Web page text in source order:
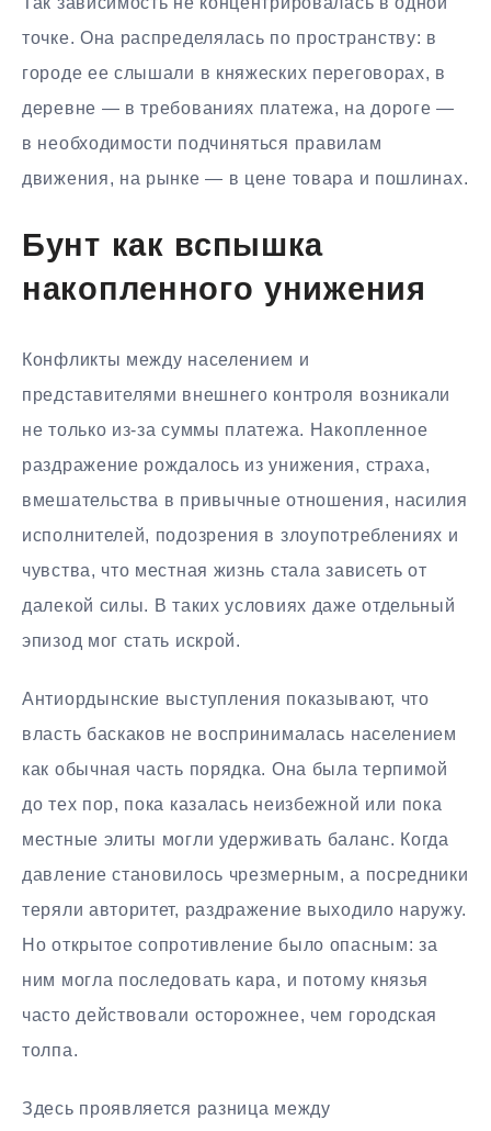
точке. Она распределялась по пространству: в
городе ее слышали в княжеских переговорах, в
деревне — в требованиях платежа, на дороге —
в необходимости подчиняться правилам
движения, на рынке — в цене товара и пошлинах.
Бунт как вспышка
накопленного унижения
Конфликты между населением и
представителями внешнего контроля возникали
не только из-за суммы платежа. Накопленное
раздражение рождалось из унижения, страха,
вмешательства в привычные отношения, насилия
исполнителей, подозрения в злоупотреблениях и
чувства, что местная жизнь стала зависеть от
далекой силы. В таких условиях даже отдельный
эпизод мог стать искрой.
Антиордынские выступления показывают, что
власть баскаков не воспринималась населением
как обычная часть порядка. Она была терпимой
до тех пор, пока казалась неизбежной или пока
местные элиты могли удерживать баланс. Когда
давление становилось чрезмерным, а посредники
теряли авторитет, раздражение выходило наружу.
Но открытое сопротивление было опасным: за
ним могла последовать кара, и потому князья
часто действовали осторожнее, чем городская
толпа.
Здесь проявляется разница между